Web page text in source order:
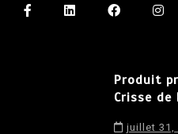
Produit
Crisse
juillet 31,